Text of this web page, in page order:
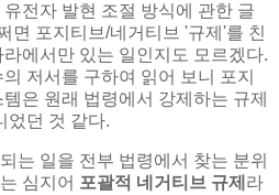
전자 발현 조절 방식에 관한 글
면 포지티브/네거티브 '규제'를 친
에서만 있는 일인지도 모르겠다.
저서를 구하여 읽어 보니 포지
은 원래 법령에서 강제하는 규제
었던 것 같다.
는 일을 전부 법령에서 찾는 분위
심지어 포괄적 네거티브 규제 라